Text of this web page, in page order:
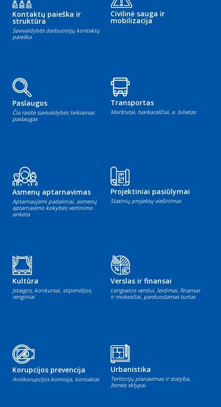
Kontaktų paieška ir
struktūra
Savivaldybės darbuotojų kontaktų
paieška
Civilinė sauga ir
mobilizacija
Paslaugos
Čia rasite savivaldybės teikiamas
paslaugas
Transportas
Maršrutai, tvarkaraščiai, e. bilietas
Asmenų aptarnavimas
Aptarnaujami padaliniai, asmenų
aptarnavimo kokybės vertinimo
anketa
Projektiniai pasiūlymai
Statinių projektų viešinimas
Kultūra
Įstaigos, konkursai, stipendijos,
renginiai
Verslas ir finansai
Lengvatos verslui, leidimai, finansai
ir mokesčiai, parduodamas turtas
Korupcijos prevencija
Antikorupcijos komisija, kontaktai
Urbanistika
Teritorijų planavimas ir statyba,
žemės sklypai